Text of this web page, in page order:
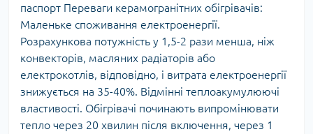
паспорт Переваги керамогранітних обігрівачів:
Маленьке споживання електроенергії.
Розрахункова потужність у 1,5-2 рази менша, ніж
конвекторів, масляних радіаторів або
електрокотлів, відповідно, і витрата електроенергії
знижується на 35-40%. Відмінні теплоакумулюючі
властивості. Обігрівачі починають випромінювати
тепло через 20 хвилин після включення, через 1